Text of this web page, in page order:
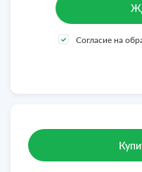
Согласие на